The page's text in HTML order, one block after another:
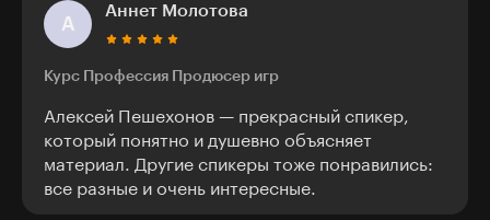
А
Аннет Молотова
Курс Профессия Продюсер игр
Алексей Пешехонов — прекрасный спикер,
который понятно и душевно объясняет
материал. Другие спикеры тоже понравились:
все разные и очень интересные.